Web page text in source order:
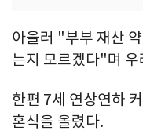
아울러 "부부 재산
는지 모르겠다"며 우
한편 7세 연상연하
혼식을 올렸다.